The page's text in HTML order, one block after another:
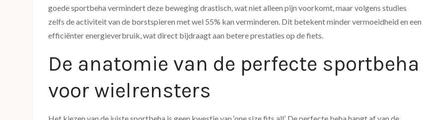
goede sportbeha vermindert deze beweging drastisch, wat niet alleen pijn voorkomt, maar volgens studies
zelfs de activiteit van de borstspieren met wel 55% kan verminderen. Dit betekent minder vermoeidheid en een
efficiënter energieverbruik, wat direct bijdraagt aan betere prestaties op de fiets.
De anatomie van de perfecte sportbeha
voor wielrensters